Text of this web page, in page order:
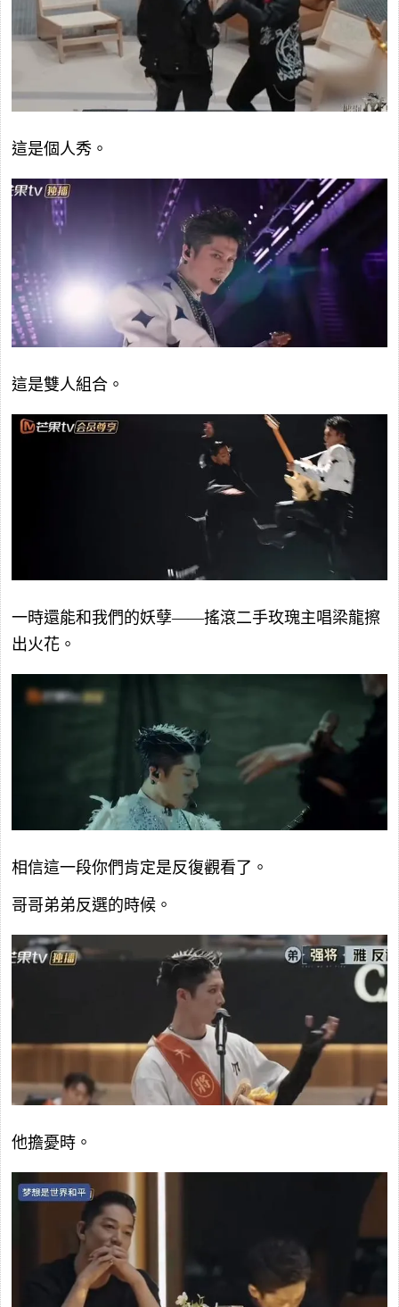
這是個人秀。
這是雙人組合。
一時還能和我們的妖孽——搖滾二手玫瑰主唱梁龍擦
出火花。
相信這一段你們肯定是反復觀看了。
哥哥弟弟反選的時候。
他擔憂時。